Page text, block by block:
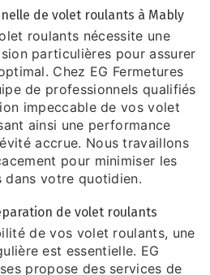
de volet roulants à Mably
roulants nécessite une
particulières pour assurer
Chez EG Fermetures
de professionnels qualifiés
impeccable de vos volet
ainsi une performance
accrue. Nous travaillons
pour minimiser les
dans votre quotidien.
de volet roulants
de vos volet roulants, une
est essentielle. EG
propose des services de